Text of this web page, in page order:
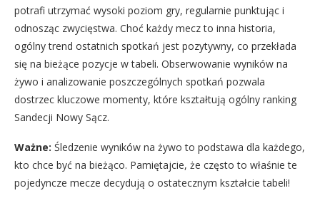
potrafi utrzymać wysoki poziom gry, regularnie punktując i
odnosząc zwycięstwa. Choć każdy mecz to inna historia,
ogólny trend ostatnich spotkań jest pozytywny, co przekłada
się na bieżące pozycje w tabeli. Obserwowanie wyników na
żywo i analizowanie poszczególnych spotkań pozwala
dostrzec kluczowe momenty, które kształtują ogólny ranking
Sandecji Nowy Sącz.
Ważne: Śledzenie wyników na żywo to podstawa dla każdego,
kto chce być na bieżąco. Pamiętajcie, że często to właśnie te
pojedyncze mecze decydują o ostatecznym kształcie tabeli!